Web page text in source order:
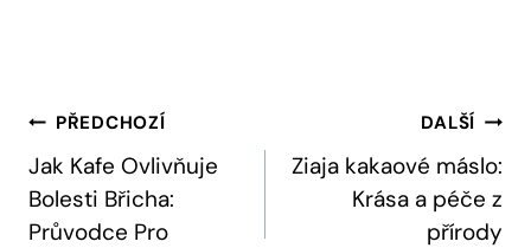
Navigace
Pro
Příspěvek
PŘEDCHOZÍ
Jak Kafe Ovlivňuje
Bolesti Břicha:
Průvodce Pro
DALŠÍ
Ziaja kakaové máslo:
Krása a péče z
přírody